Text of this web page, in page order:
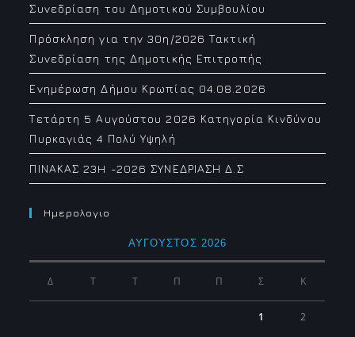
Συνεδρίαση του Δημοτικού Συμβουλίου
Πρόσκληση για την 30η/2026 Τακτική
Συνεδρίαση της Δημοτικής Επιτροπής
Ενημέρωση Δήμου Κρωπίας 04.08.2026
Τετάρτη 5 Αυγούστου 2026 Κατηγορία Κινδύνου
Πυρκαγιάς 4 Πολύ Υψηλή
ΠΙΝΑΚΑΣ 23H -2026 ΣΥΝΕΔΡΙΑΣΗ Δ.Σ
Ημερολογιο
ΑΎΓΟΥΣΤΟΣ 2026
Δ Τ Τ Π Π Σ Κ
1 2